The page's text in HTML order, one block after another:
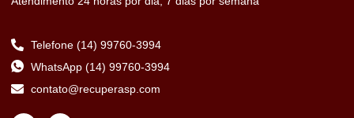
Telefone (14) 99760-3994
WhatsApp (14) 99760-3994
contato@recuperasp.com